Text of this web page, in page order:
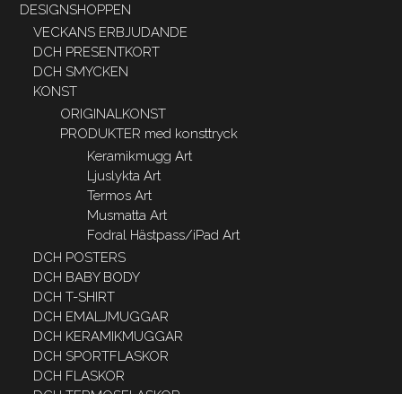
DESIGNSHOPPEN
VECKANS ERBJUDANDE
DCH PRESENTKORT
DCH SMYCKEN
KONST
ORIGINALKONST
PRODUKTER med konsttryck
Keramikmugg Art
Ljuslykta Art
Termos Art
Musmatta Art
Fodral Hästpass/iPad Art
DCH POSTERS
DCH BABY BODY
DCH T-SHIRT
DCH EMALJMUGGAR
DCH KERAMIKMUGGAR
DCH SPORTFLASKOR
DCH FLASKOR